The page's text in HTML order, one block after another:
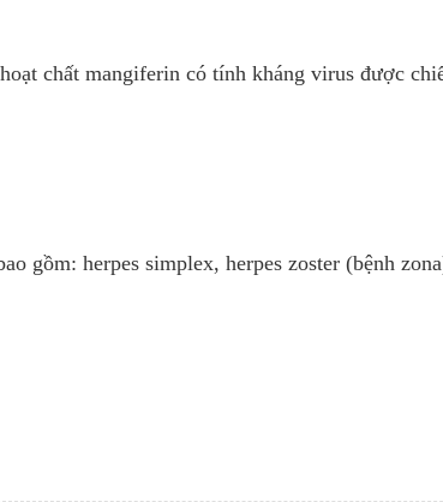
chất mangiferin có tính kháng virus được
gồm: herpes simplex, herpes zoster (bệnh